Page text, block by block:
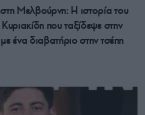
Μελβούρνη: Η ιστορία του
που ταξίδεψε στην
ένα διαβατήριο στην τσέπη